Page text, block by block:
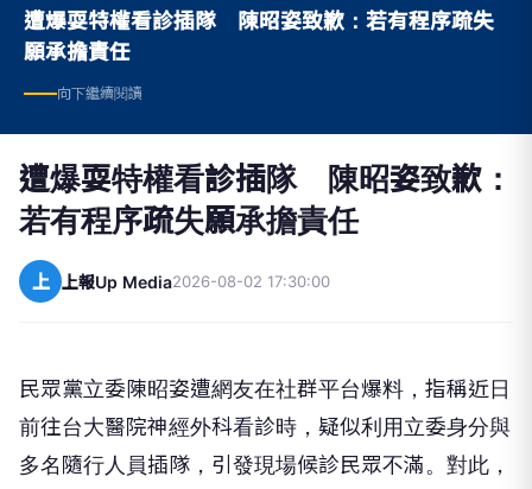
遭爆耍特權看診插隊 陳昭姿致歉：若有程序疏失
願承擔責任
向下繼續閱讀
遭爆耍特權看診插隊 陳昭姿致歉：
若有程序疏失願承擔責任
上 上報Up Media2026-08-02 17:30:00
民眾黨立委陳昭姿遭網友在社群平台爆料，指稱近日
前往台大醫院神經外科看診時，疑似利用立委身分與
多名隨行人員插隊，引發現場候診民眾不滿。對此，